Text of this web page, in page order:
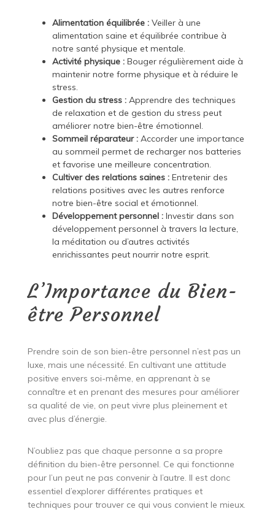
Alimentation équilibrée :Veiller à une
alimentation saine et équilibrée contribue à
notre santé physique et mentale.
Activité physique :Bouger régulièrement aide à
maintenir notre forme physique et à réduire le
stress.
Gestion du stress :Apprendre des techniques
de relaxation et de gestion du stress peut
améliorer notre bien-être émotionnel.
Sommeil réparateur :Accorder une importance
au sommeil permet de recharger nos batteries
et favorise une meilleure concentration.
Cultiver des relations saines :Entretenir des
relations positives avec les autres renforce
notre bien-être social et émotionnel.
Développement personnel :Investir dans son
développement personnel à travers la lecture,
la méditation ou d’autres activités
enrichissantes peut nourrir notre esprit.
L’Importance du Bien-
être Personnel
Prendre soin de son bien-être personnel n’est pas un
luxe, mais une nécessité. En cultivant une attitude
positive envers soi-même, en apprenant à se
connaître et en prenant des mesures pour améliorer
sa qualité de vie, on peut vivre plus pleinement et
avec plus d’énergie.
N’oubliez pas que chaque personne a sa propre
définition du bien-être personnel. Ce qui fonctionne
pour l’un peut ne pas convenir à l’autre. Il est donc
essentiel d’explorer différentes pratiques et
techniques pour trouver ce qui vous convient le mieux.